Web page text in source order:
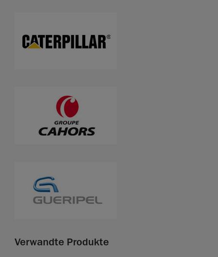
Verwandte Produkte